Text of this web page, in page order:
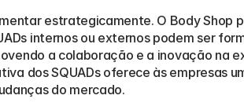
estrategicamente. O Body Shop
internos ou externos podem ser
a colaboração e a inovação na
dos SQUADs oferece às empresas
do mercado.